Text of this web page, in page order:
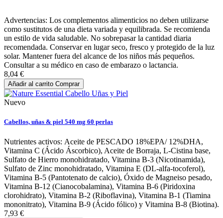
Advertencias: Los complementos alimenticios no deben utilizarse
como sustitutos de una dieta variada y equilibrada. Se recomienda
un estilo de vida saludable. No sobrepasar la cantidad diaria
recomendada. Conservar en lugar seco, fresco y protegido de la luz
solar. Mantener fuera del alcance de los niños más pequeños.
Consultar a su médico en caso de embarazo o lactancia.
8,04 €
Añadir al carrito Comprar
Nuevo
Cabellos, uñas & piel 540 mg 60 perlas
Nutrientes activos: Aceite de PESCADO 18%EPA/ 12%DHA,
Vitamina C (Ácido Áscorbico), Aceite de Borraja, L-Cistina base,
Sulfato de Hierro monohidratado, Vitamina B-3 (Nicotinamida),
Sulfato de Zinc monohidratado, Vitamina E (DL-alfa-tocoferol),
Vitamina B-5 (Pantotenato de calcio), Óxido de Magneiso pesado,
Vitamina B-12 (Cianocobalamina), Vitamina B-6 (Piridoxina
clorohidrato), Vitamina B-2 (Riboflavina), Vitamina B-1 (Tiamina
mononitrato), Vitamina B-9 (Ácido fólico) y Vitamina B-8 (Biotina).
7,93 €